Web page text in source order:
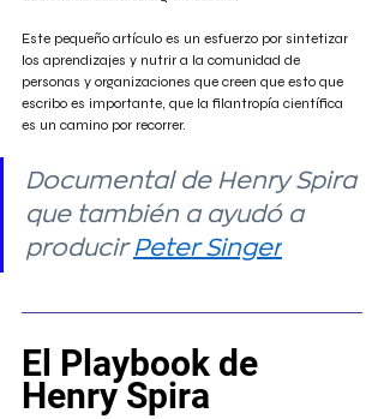
Este pequeño artículo es un esfuerzo por sintetizar
los aprendizajes y nutrir a la comunidad de
personas y organizaciones que creen que esto que
escribo es importante, que la filantropía científica
es un camino por recorrer.
Documental de Henry Spira
que también a ayudó a
producir Peter Singer
El Playbook de
Henry Spira